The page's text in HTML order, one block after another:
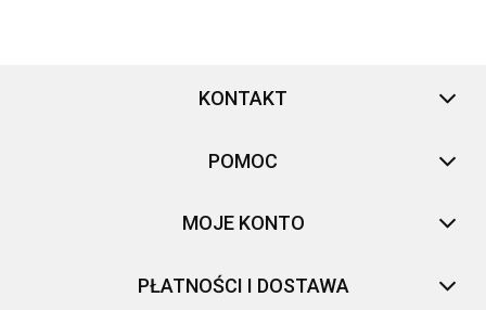
KONTAKT
POMOC
MOJE KONTO
PŁATNOŚCI I DOSTAWA